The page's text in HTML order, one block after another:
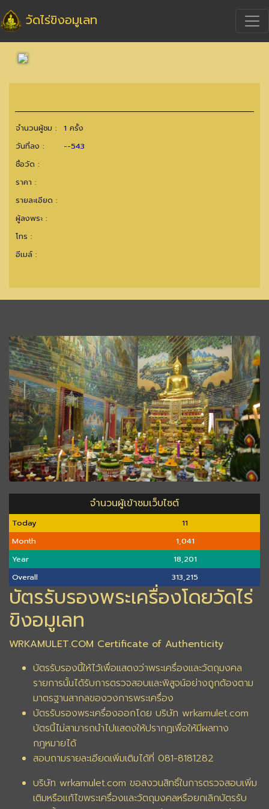
วัดไร่ขิงอมูเลท
จำนวนผู้ชม : 1 ครั้ง
วันที่ลง :
--543
ชื่อวัด :
ราคา :
รายละเอียด :
ผู้ลงพระ :
โทร :
อีเมล์ :
จำนวนผู้เข้าชมเว็บไซต์
Today
11
Month
1,041
Year
18,201
Overall
313,215
บัตรรับรองพระเครื่องโดยวัดไร่
ขิงอมูเลท
WRKAMULET.COM Certificate of Authenticity
บัตรรับรองนี้ให้ไว้เพื่อแสดงว่าพระเครื่องและวัตถุมงคล
รายการนั้นได้รับการตรวจสอบและพิสูจน์อย่างถูกต้องตาม
มาตรฐานสากลของวงการพระเครื่อง
บัตรรับรองพระเครื่องออกโดย บริษัท wrkamulet.com
บัตรนี้ไม่สามารถนำไปแสดงให้ปรากฏเพื่อให้มีผลทาง
กฎหมายได้
สอบถามรายละเอียดเพิ่มเติมได้ที่ 081-8181282
บริษัท wrkamulet.com ขอสงวนสิทธิ์ในการตรวจสอบเพิ่ม
เติมหรือแก้ไขพระเครื่องและวัตถุมงคลหรือยกเลิกบัตรรับ